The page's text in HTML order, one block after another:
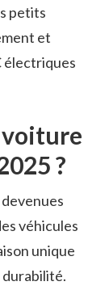
petits
et
électriques
?
véhicules
unique
durabilité.